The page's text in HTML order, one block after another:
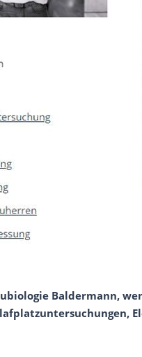
Baldermann,